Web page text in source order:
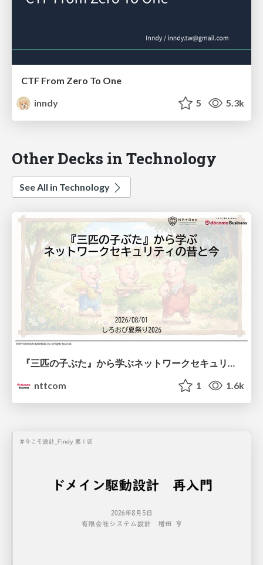
CTF From Zero To One
inndy
5 5.3k
Other Decks in Technology
See All in Technology
nttcom
1 1.6k